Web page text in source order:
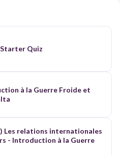
Quiz
à la Guerre Froide et
Les relations internationales
- Introduction à la Guerre